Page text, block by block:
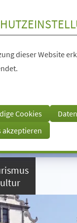
dieser Website
Cookies
akzeptieren